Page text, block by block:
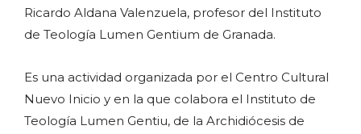
Ricardo Aldana Valenzuela, profesor del Instituto
de Teología Lumen Gentium de Granada.
Es una actividad organizada por el Centro Cultural
Nuevo Inicio y en la que colabora el Instituto de
Teología Lumen Gentiu, de la Archidiócesis de